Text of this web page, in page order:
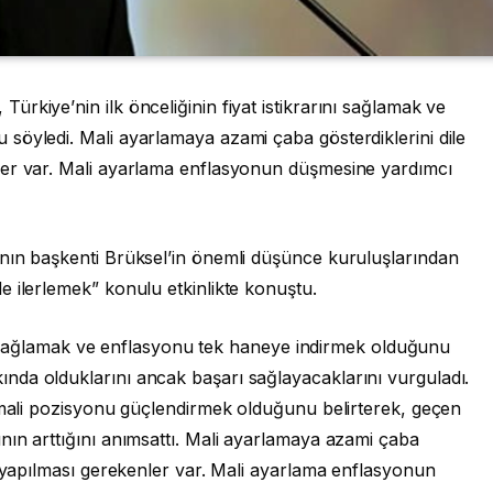
ilk önceliğinin fiyat istikrarını sağlamak ve
Mali ayarlamaya azami çaba gösterdiklerini dile
var. Mali ayarlama enflasyonun düşmesine yardımcı
başkenti Brüksel’in önemli düşünce kuruluşlarından
ilerlemek” konulu etkinlikte konuştu.
ve enflasyonu tek haneye indirmek olduğunu
olduklarını ancak başarı sağlayacaklarını vurguladı.
pozisyonu güçlendirmek olduğunu belirterek, geçen
arttığını anımsattı. Mali ayarlamaya azami çaba
gerekenler var. Mali ayarlama enflasyonun